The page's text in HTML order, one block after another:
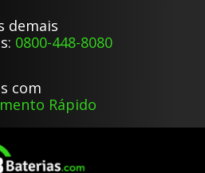
demais
0800-448-8080
com
Rápido